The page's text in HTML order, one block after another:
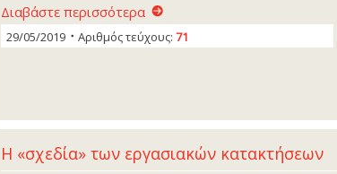
Διαβάστε περισσότερα
29/05/2019 Αριθμός τεύχους: 71
Η «σχεδία» των εργασιακών κατακτήσεων